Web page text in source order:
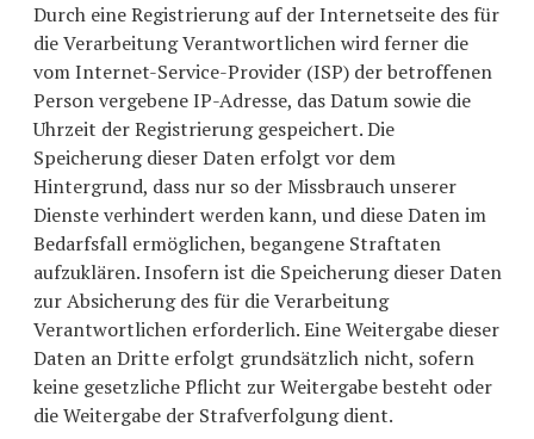
Durch eine Registrierung auf der Internetseite des für
die Verarbeitung Verantwortlichen wird ferner die
vom Internet-Service-Provider (ISP) der betroffenen
Person vergebene IP-Adresse, das Datum sowie die
Uhrzeit der Registrierung gespeichert. Die
Speicherung dieser Daten erfolgt vor dem
Hintergrund, dass nur so der Missbrauch unserer
Dienste verhindert werden kann, und diese Daten im
Bedarfsfall ermöglichen, begangene Straftaten
aufzuklären. Insofern ist die Speicherung dieser Daten
zur Absicherung des für die Verarbeitung
Verantwortlichen erforderlich. Eine Weitergabe dieser
Daten an Dritte erfolgt grundsätzlich nicht, sofern
keine gesetzliche Pflicht zur Weitergabe besteht oder
die Weitergabe der Strafverfolgung dient.